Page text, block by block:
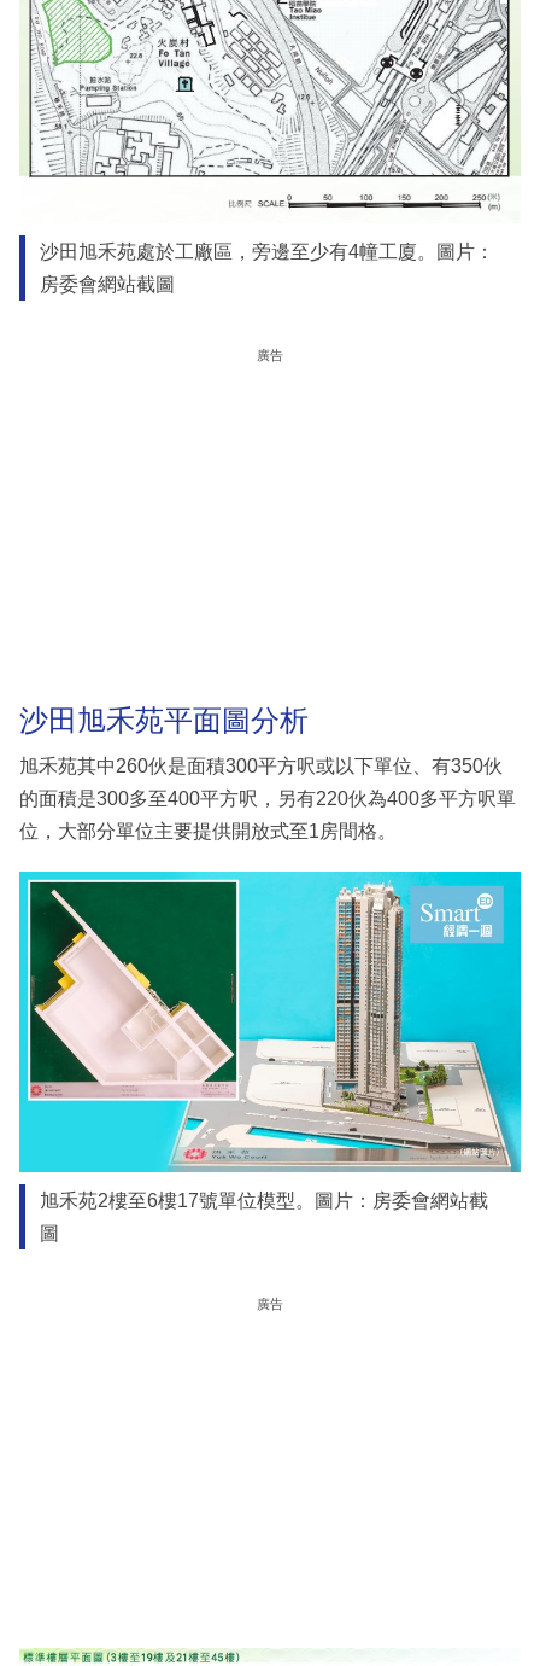
沙田旭禾苑處於工廠區，旁邊至少有4幢工廈。圖片：
房委會網站截圖
廣告
沙田旭禾苑平面圖分析
旭禾苑其中260伙是面積300平方呎或以下單位、有350伙
的面積是300多至400平方呎，另有220伙為400多平方呎單
位，大部分單位主要提供開放式至1房間格。
旭禾苑2樓至6樓17號單位模型。圖片：房委會網站截
圖
廣告